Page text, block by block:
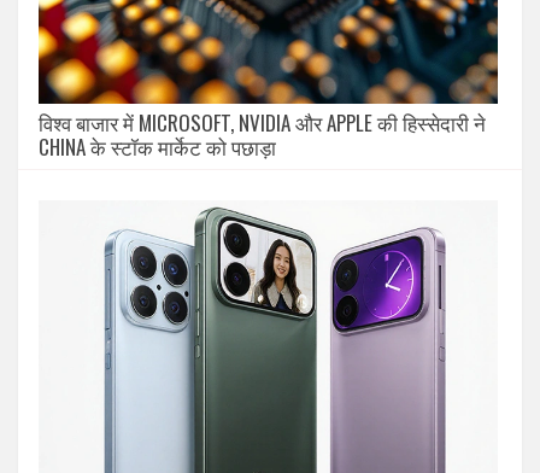
विश्व बाजार में MICROSOFT, NVIDIA और APPLE की हिस्सेदारी ने
CHINA के स्टॉक मार्केट को पछाड़ा